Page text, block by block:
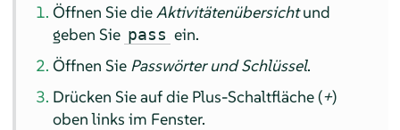
Öffnen Sie die Aktivitätenübersichtund
geben Sie pass ein.
Öffnen Sie Passwörter und Schlüssel.
Drücken Sie auf die Plus-Schaltfläche (+)
oben links im Fenster.